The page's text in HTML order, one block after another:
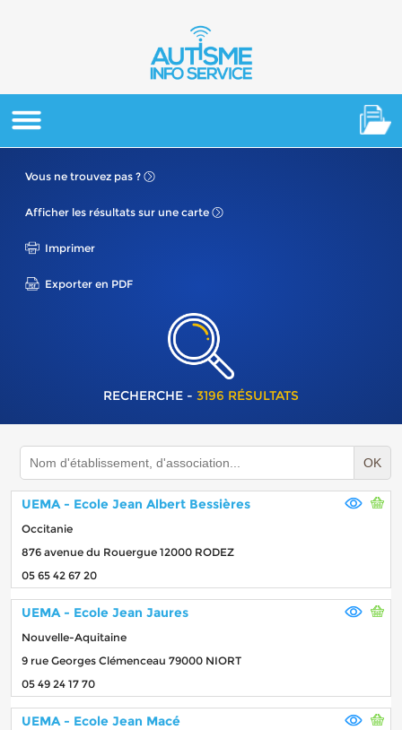
Vous ne trouvez pas ?
Afficher les résultats sur une carte
Imprimer
Exporter en PDF
RECHERCHE - 3196 RÉSULTATS
OK
UEMA - Ecole Jean Albert Bessières
Occitanie
876 avenue du Rouergue 12000 RODEZ
05 65 42 67 20
UEMA - Ecole Jean Jaures
Nouvelle-Aquitaine
9 rue Georges Clémenceau 79000 NIORT
05 49 24 17 70
UEMA - Ecole Jean Macé